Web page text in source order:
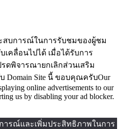
สบการณ์ในการรับชมของผู้ชม
เคลื่อนไปได้ เมื่อได้รับการ
พิจารณายกเลิกส่วนเสริม
บ Domain Site นี้ ขอบคุณครับOur
online advertisements to our
us by disabling your ad blocker.
ารณ์และเพิ่มประสิทธิภาพในการ